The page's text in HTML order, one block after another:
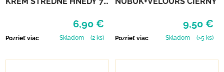
6,90 €
Pozrieť viac Skladom (2 ks)
9,50 €
Pozrieť viac Skladom (>5 ks)